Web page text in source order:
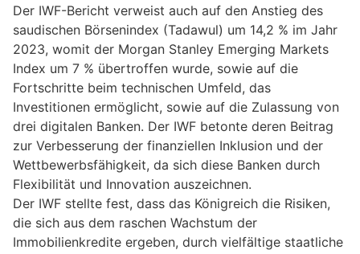
Der IWF-Bericht verweist auch auf den Anstieg des
saudischen Börsenindex (Tadawul) um 14,2 % im Jahr
2023, womit der Morgan Stanley Emerging Markets
Index um 7 % übertroffen wurde, sowie auf die
Fortschritte beim technischen Umfeld, das
Investitionen ermöglicht, sowie auf die Zulassung von
drei digitalen Banken. Der IWF betonte deren Beitrag
zur Verbesserung der finanziellen Inklusion und der
Wettbewerbsfähigkeit, da sich diese Banken durch
Flexibilität und Innovation auszeichnen.
Der IWF stellte fest, dass das Königreich die Risiken,
die sich aus dem raschen Wachstum der
Immobilienkredite ergeben, durch vielfältige staatliche